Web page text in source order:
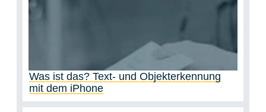
Was ist das? Text- und Objekterkennung
mit dem iPhone